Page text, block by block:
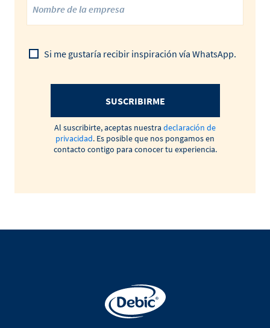
Si me gustaría recibir inspiración vía WhatsApp.
SUSCRIBIRME
Al suscribirte, aceptas nuestra declaración de
privacidad. Es posible que nos pongamos en
contacto contigo para conocer tu experiencia.